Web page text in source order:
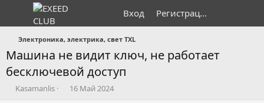
Вход Регистрация
Электроника, электрика, свет TXL
Машина не видит ключ, не работает
бесключевой доступ
А
Kasamanlis
Д
16 Май 2024